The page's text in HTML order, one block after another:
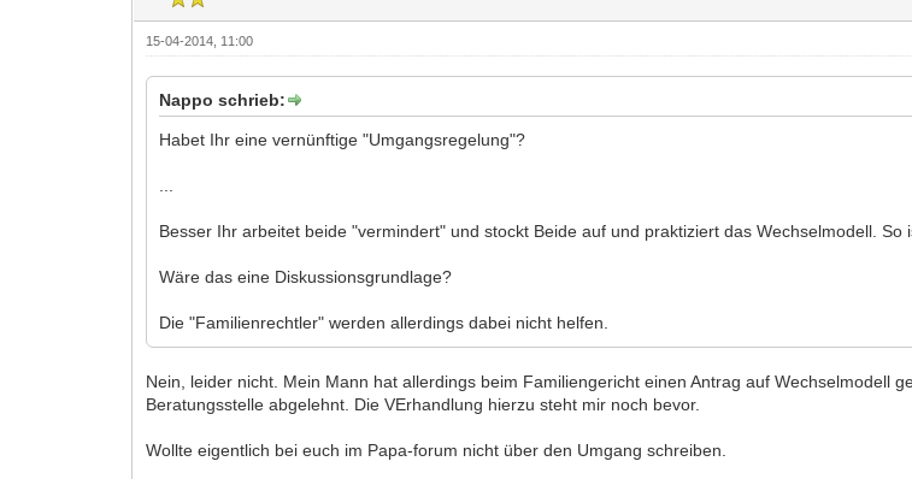
15-04-2014, 11:00
Nappo schrieb:
Habet Ihr eine vernünftige "Umgangsregelung"?
Besser Ihr arbeitet beide "vermindert" und stockt Beide auf und praktiziert das Wechselmodell.
Wäre das eine Diskussionsgrundlage?
Die "Familienrechtler" werden allerdings dabei nicht helfen.
Nein, leider nicht. Mein Mann hat allerdings beim Familiengericht einen Antrag auf Wechselmodell
Beratungsstelle abgelehnt. Die VErhandlung hierzu steht mir noch bevor.
Wollte eigentlich bei euch im Papa-forum nicht über den Umgang schreiben.